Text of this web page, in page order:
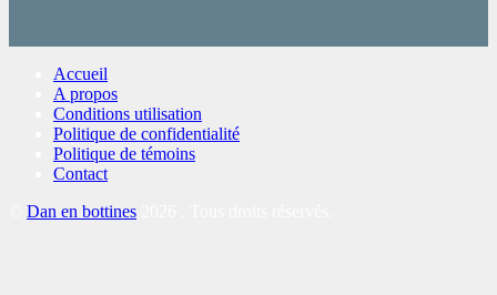
Accueil
A propos
Conditions utilisation
Politique de confidentialité
Politique de témoins
Contact
Dan en bottines